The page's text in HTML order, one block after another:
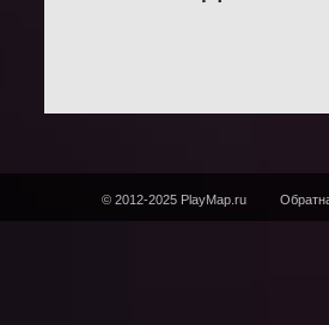
© 2012-2025 PlayMap.ru